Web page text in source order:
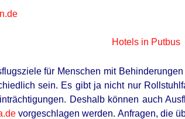
Hotels in Putbus
für Menschen mit
sein. Es gibt ja nicht nur
Deshalb können auch
vorgeschlagen werden. Anfragen, die